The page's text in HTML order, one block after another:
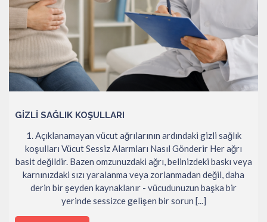
GIZLI SAĞLIK KOŞULLARI
1. Açıklanamayan vücut ağrılarının ardındaki gizli sağlık
koşulları Vücut Sessiz Alarmları Nasıl Gönderir Her ağrı
basit değildir. Bazen omzunuzdaki ağrı, belinizdeki baskı veya
karnınızdaki sızı yaralanma veya zorlanmadan değil, daha
derin bir şeyden kaynaklanır - vücudunuzun başka bir
yerinde sessizce gelişen bir sorun [...]